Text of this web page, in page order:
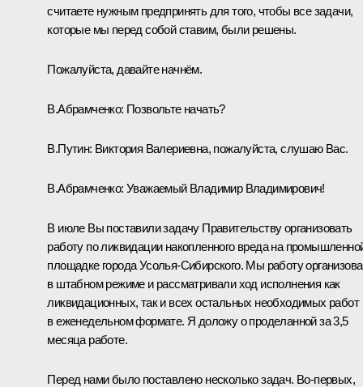
считаете нужным предпринять для того, чтобы все задачи,
которые мы перед собой ставим, были решены.
Пожалуйста, давайте начнём.
В.Абрамченко: Позвольте начать?
В.Путин: Виктория Валериевна, пожалуйста, слушаю Вас.
В.Абрамченко: Уважаемый Владимир Владимирович!
В июле Вы поставили задачу Правительству организовать
работу по ликвидации накопленного вреда на
площадке города Усолья-Сибирского. Мы работу
в штабном режиме и рассматривали ход исполнения как
ликвидационных, так и всех остальных необходимых работ
в еженедельном формате. Я доложу о проделанной за 3,5
месяца работе.
Перед нами было поставлено несколько задач. Во-первых,